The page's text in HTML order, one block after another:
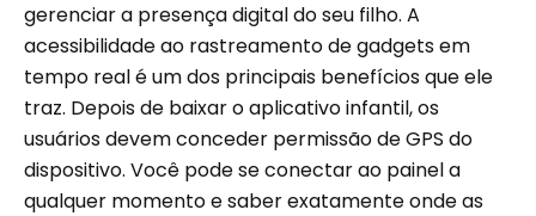
gerenciar a presença digital do seu filho. A
acessibilidade ao rastreamento de gadgets em
tempo real é um dos principais benefícios que ele
traz. Depois de baixar o aplicativo infantil, os
usuários devem conceder permissão de GPS do
dispositivo. Você pode se conectar ao painel a
qualquer momento e saber exatamente onde as